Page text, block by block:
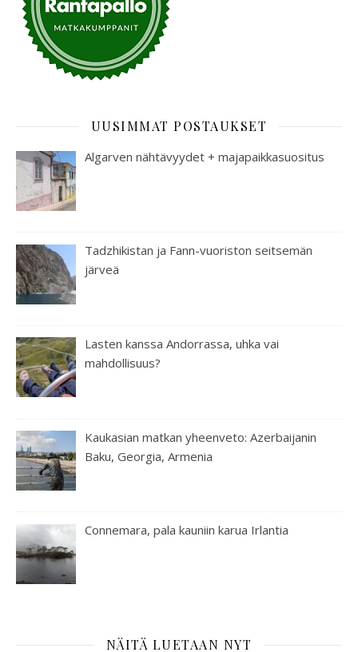
UUSIMMAT POSTAUKSET
Algarven nähtävyydet + majapaikkasuositus
Tadzhikistan ja Fann-vuoriston seitsemän
järveä
Lasten kanssa Andorrassa, uhka vai
mahdollisuus?
Kaukasian matkan yheenveto: Azerbaijanin
Baku, Georgia, Armenia
Connemara, pala kauniin karua Irlantia
NÄITÄ LUETAAN NYT